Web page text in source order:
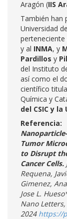
Aragón (IIS
También han
Universidad
y al INMA, y
Pardillos y
del Instituto
así como el
científico
Química y
del CSIC y la
Referencia:
Tumor
to Disrupt
Cancer Cells.
Requena,
Gimenez,
Jose L.
Nano Letters,
2024 https://